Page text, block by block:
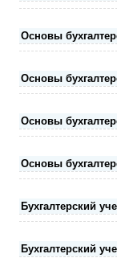
Основы
Основы
Основы
Основы
Бухгалтерский
Бухгалтерский